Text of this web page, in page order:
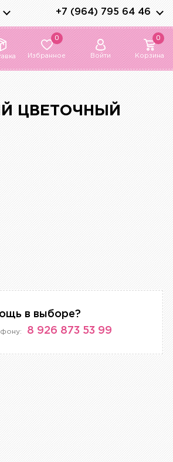
+7 (964) 795 64 46
0
Избранное Войти
0
Корзина
ЦВЕТОЧНЫЙ
в выборе?
8 926 873 53 99